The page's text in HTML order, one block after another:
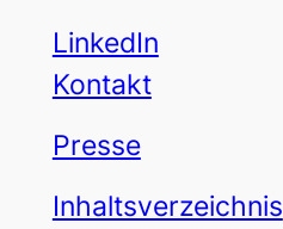
LinkedIn
Kontakt
Presse
Inhaltsverzeichnis